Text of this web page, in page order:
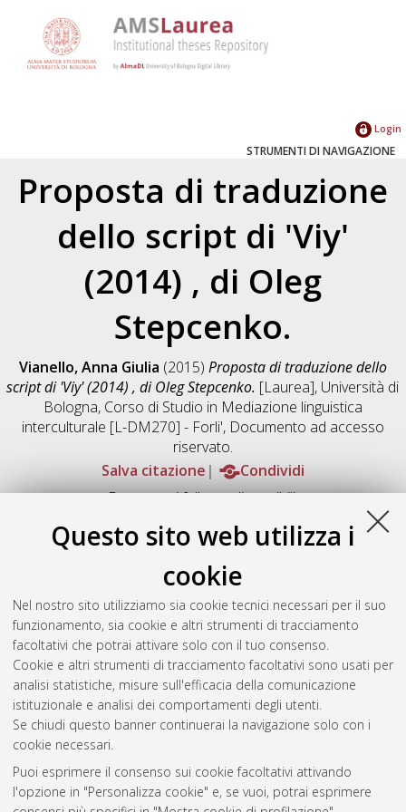
Questo sito web utilizza i
cookie
Nel nostro sito utilizziamo sia cookie tecnici necessari per il suo
funzionamento, sia cookie e altri strumenti di tracciamento
facoltativi che potrai attivare solo con il tuo consenso.
Cookie e altri strumenti di tracciamento facoltativi sono usati per
analisi statistiche, misure sull'efficacia della comunicazione
istituzionale e analisi dei comportamenti degli utenti.
Se chiudi questo banner continuerai la navigazione solo con i
cookie necessari.
Puoi esprimere il consenso sui cookie facoltativi attivando
l'opzione in "Personalizza cookie" e, se vuoi, potrai esprimere
Login
STRUMENTI DI NAVIGAZIONE
Proposta di traduzione
dello script di 'Viy'
(2014) , di Oleg
Stepcenko.
Vianello, Anna Giulia (2015) Proposta di traduzione dello
script di 'Viy' (2014) , di Oleg Stepcenko. [Laurea], Università di
Bologna, Corso di Studio in Mediazione linguistica
interculturale [L-DM270] - Forli', Documento ad accesso
riservato.
Salva citazione
Condividi
Documenti full-text disponibili:
Documento PDF
Full-text non accessibile
Download (486kB) |
Abstract
Altri metadati
Gestione del documento:
Atom
Rss 1.0